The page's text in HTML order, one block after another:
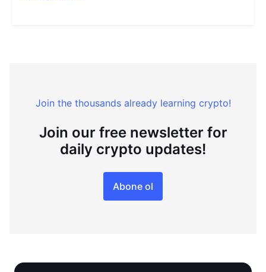
Join the thousands already learning crypto!
Join our free newsletter for
daily crypto updates!
Abone ol